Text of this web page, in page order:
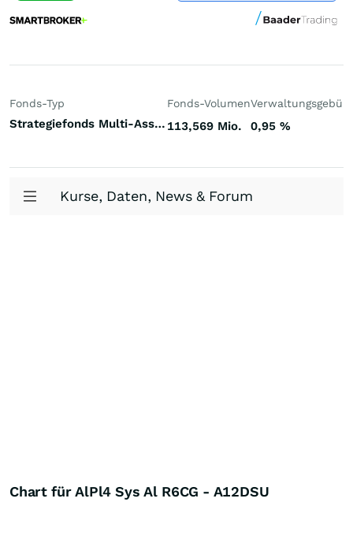
Fonds-Typ
Strategiefonds Multi-Asset-Strategie systematisch dynamisch Welt
Fonds-Volumen
113,569 Mio. 0,95 %
Kurse, Daten, News & Forum
Chart für AlPl4 Sys Al R6CG - A12DSU